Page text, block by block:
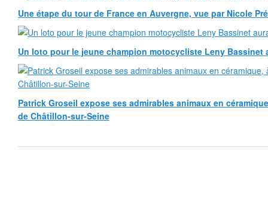
Une étape du tour de France en Auvergne, vue par Nicole
Un loto pour le jeune champion motocycliste Leny Bassinet
Patrick Groseil expose ses admirables animaux en
de Châtillon-sur-Seine